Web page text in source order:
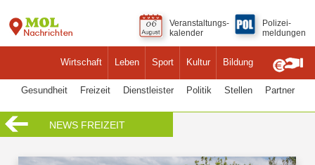
Wirtschaft Leben Sport Kultur Bildung
Veranstaltungs-
kalender
Polizei-
meldungen
Gesundheit Freizeit Dienstleister Politik Stellen Partner
NEWS FREIZEIT